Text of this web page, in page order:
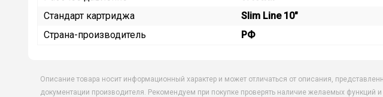
Стандарт картриджа
Slim Line 10″
Страна-производитель
РФ
Описание товара носит информационный характер и может отличаться от описания,
документации производителя. Рекомендуем при покупке проверять наличие желаемых функций и